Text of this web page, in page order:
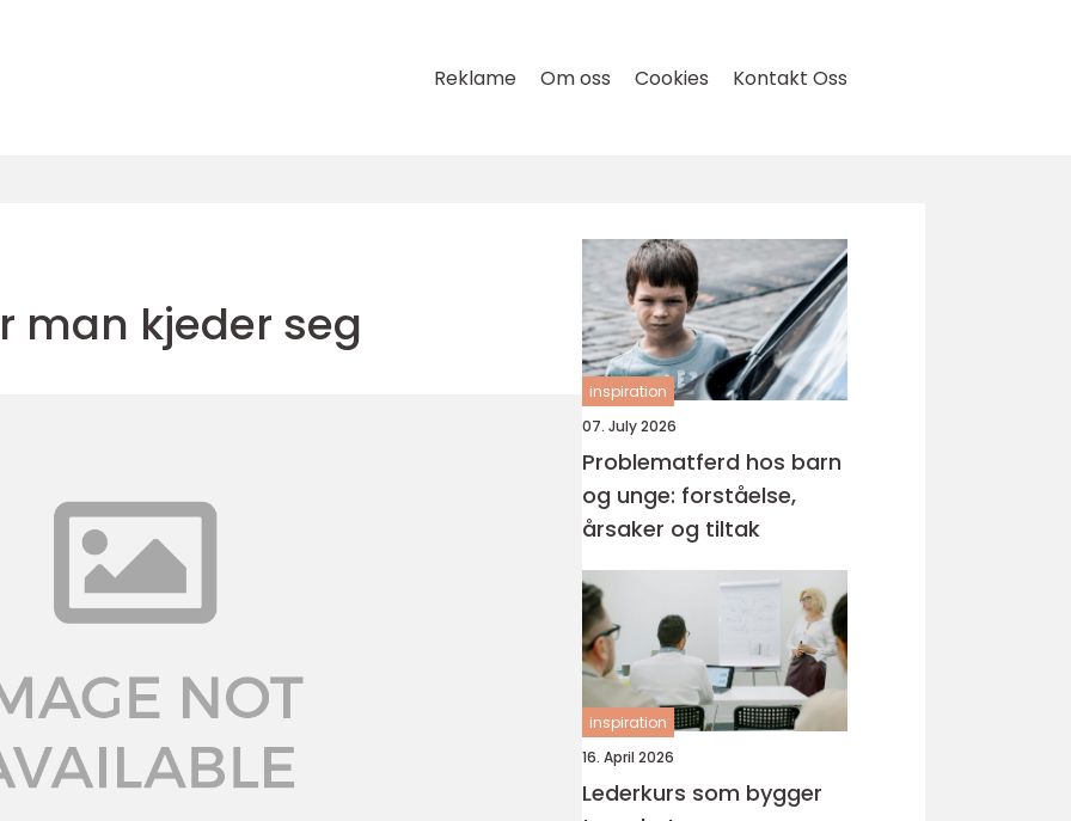
Reklame Om oss Cookies Kontakt Oss
man kjeder seg
inspiration
07. July 2026
Problematferd hos barn
og unge: forståelse,
årsaker og tiltak
inspiration
16. April 2026
Lederkurs som bygger